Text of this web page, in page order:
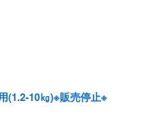
(1.2-10㎏)※販売停止※